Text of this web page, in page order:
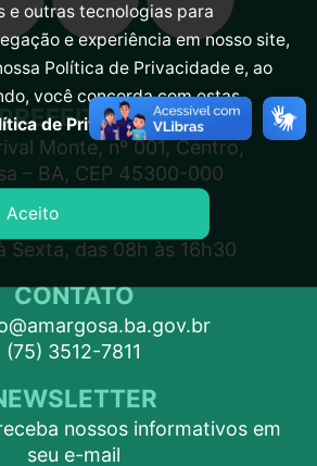
PREFEITURA
Monte, nº 001, Centro,
– BA, CEP 45300-000
ATENDIMENTO
Sexta, das 08h às 16h30
CONTATO
(75) 3512-7811
nossos informativos em
seu e-mail
e outras tecnologias para
e experiência em nosso site,
Política de Privacidade e, ao
você concorda com estas
de Privacidade.
Aceito